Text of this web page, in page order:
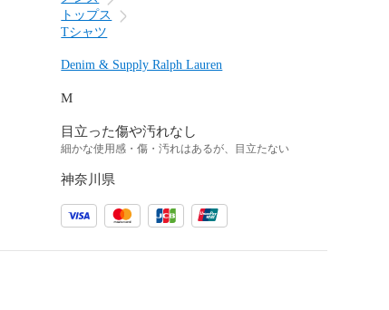
トップス
Tシャツ
Denim & Supply Ralph Lauren
M
目立った傷や汚れなし
細かな使用感・傷・汚れはあるが、目立たない
神奈川県